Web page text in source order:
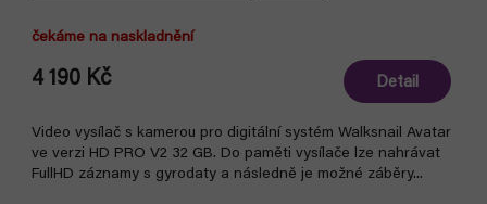
čekáme na naskladnění
4 190 Kč Detail
Video vysílač s kamerou pro digitální systém Walksnail Avatar
ve verzi HD PRO V2 32 GB. Do paměti vysílače lze nahrávat
FullHD záznamy s gyrodaty a následně je možné záběry...